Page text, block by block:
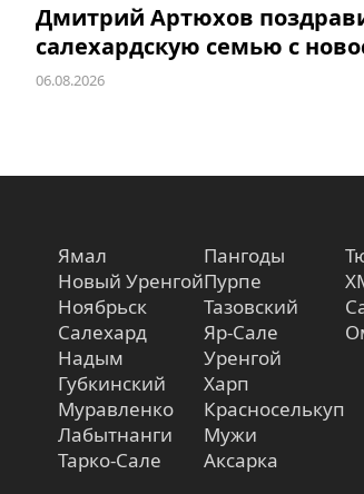
Дмитрий Артюхов
салехардскую семью с
06.08.2026
Ямал
Новый Уренгой
Ноябрьск
Салехард
Надым
Губкинский
Муравленко
Лабытнанги
Тарко-Сале
Пангоды
Пурпе
Тазовский
Яр-Сале
Уренгой
Харп
Красноселькуп
Мужи
Аксарка